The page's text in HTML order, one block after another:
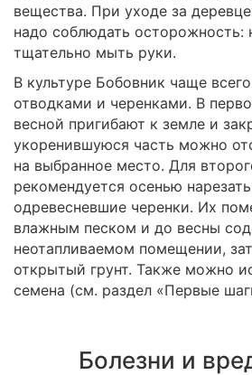
вещества. При уходе за
надо соблюдать осторожность:
тщательно мыть руки.
В культуре Бобовник чаще
отводками и черенками. В
весной пригибают к земле и
укоренившуюся часть можно
на выбранное место. Для
рекомендуется осенью
одревесневшие черенки. Их
влажным песком и до весны
неотапливаемом помещении,
открытый грунт. Также можно
семена (см. раздел «Первые
Болезни и